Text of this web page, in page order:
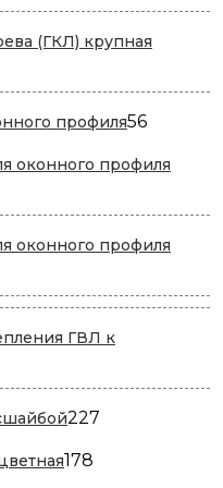
(ГКЛ) крупная
профиля5656
оконного профиля
оконного профиля
ГВЛ к
227
178